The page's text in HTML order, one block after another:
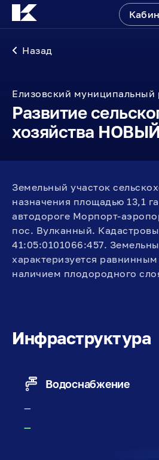
Назад
Елизовский муниципальный
Развитие
хозяйства НОВЫЙ
Земельный участок
назначения площадью 13,1
автодороге Морпорт-
пос. Вулканный.
41:05:0101066:457.
характеризуется
наличием плодородного
Инфраструктура
Водоснабжение
—
—